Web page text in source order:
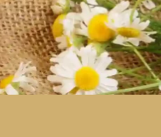
privée